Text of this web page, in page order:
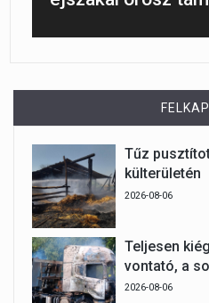
Tűz
külterületén
2026-08-06
Teljesen
vontató, a
2026-08-06